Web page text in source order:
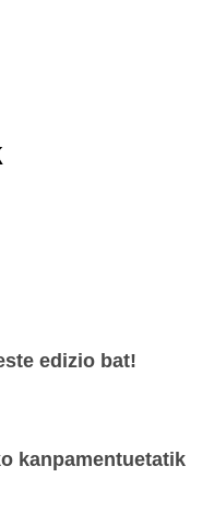
edizio bat!
kanpamentuetatik